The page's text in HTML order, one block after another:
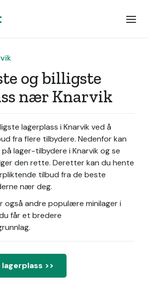
og billigste
nær Knarvik
lagerplass i Knarvik ved å
fra flere tilbydere. Nedenfor kan
lager-tilbydere i Knarvik og se
den rette. Deretter kan du hente
tilbud fra de beste
nær deg.
også andre populære minilager i
får et bredere
>>